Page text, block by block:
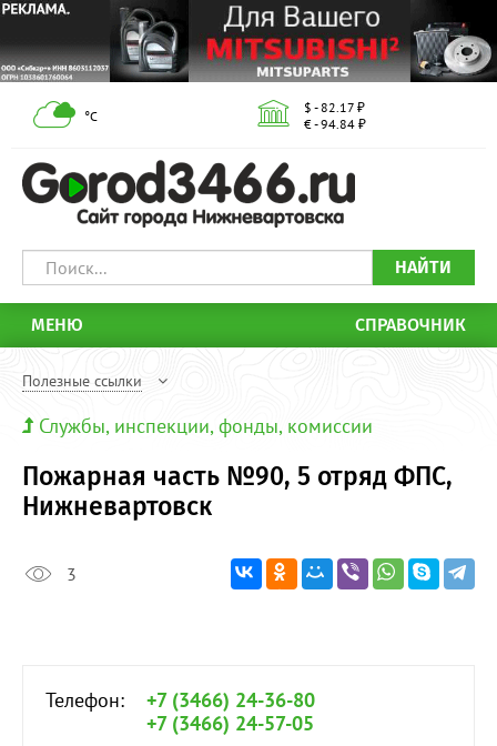
°С
$ - 82.17 ₽
€ - 94.84 ₽
НАЙТИ
МЕНЮ СПРАВОЧНИК
Полезные ссылки
Службы, инспекции, фонды, комиссии
Пожарная часть №90, 5 отряд ФПС,
Нижневартовск
3
Телефон:
+7 (3466) 24-36-80
+7 (3466) 24-57-05